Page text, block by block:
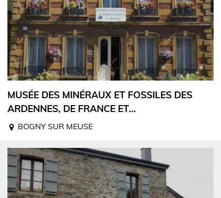
MUSÉE DES MINÉRAUX ET FOSSILES DES
ARDENNES, DE FRANCE ET…
BOGNY SUR MEUSE